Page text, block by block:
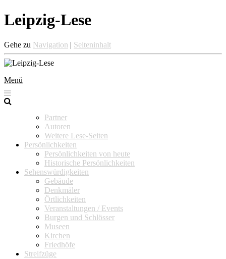
Leipzig-Lese
Gehe zu Navigation | Seiteninhalt
Menü
Partner
Autoren
Weitere Lese-Seiten
Persönlichkeiten
Persönlichkeiten von heute
Historische Persönlichkeiten
Sehenswürdigkeiten
Gebäude
Denkmäler
Örtlichkeiten
Veranstaltungen / Events
Burgen und Schlösser
Museen
Kirchen
Friedhöfe
Streifzüge